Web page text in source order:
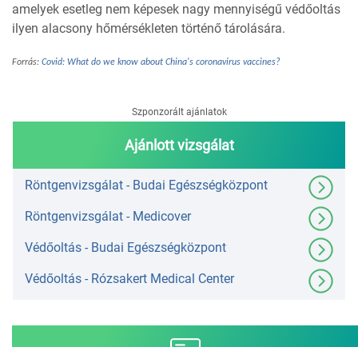
amelyek esetleg nem képesek nagy mennyiségű védőoltás
ilyen alacsony hőmérsékleten történő tárolására.
Forrás: Covid: What do we know about China's coronavirus vaccines?
Ajánlott vizsgálat
Szponzorált ajánlatok
Röntgenvizsgálat - Budai Egészségközpont
Röntgenvizsgálat - Medicover
Védőoltás - Budai Egészségközpont
Védőoltás - Rózsakert Medical Center